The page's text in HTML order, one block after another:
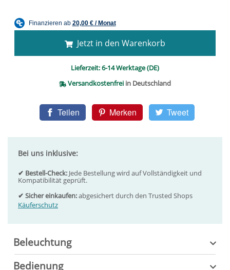
Beleuchtung
Bedienung
Jetzt in den Warenkorb
Lieferzeit:6-14 Werktage (DE)
Versandkostenfrei in Deutschland
Teilen Merken Tweet
Bei uns inklusive:
✔ Bestell-Check: Jede Bestellung wird auf Vollständigkeit und
Kompatibilität geprüft.
✔ Sicher einkaufen:abgesichert durch den Trusted Shops
Käuferschutz